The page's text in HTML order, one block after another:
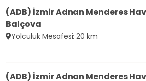
(ADB) İzmir Adnan Menderes
Balçova
Yolculuk Mesafesi: 20 km
(ADB) İzmir Adnan Menderes